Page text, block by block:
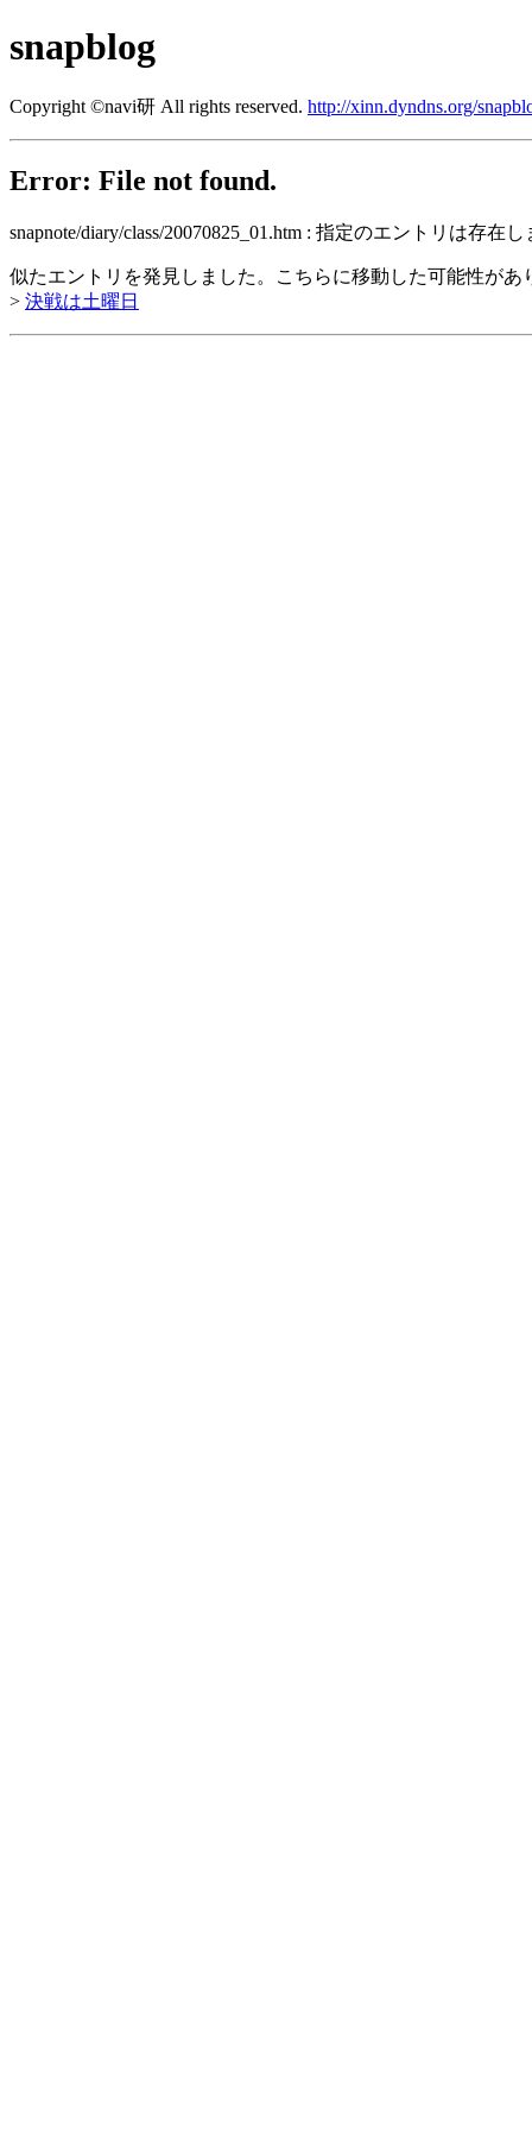
snapblog
Copyright ©navi研 All rights reserved. http://xinn.dyndns.org/
Error: File not found.
snapnote/diary/class/20070825_01.htm : 指定のエントリは存在
似たエントリを発見しました。こちらに移動した可能性があ
> 決戦は土曜日